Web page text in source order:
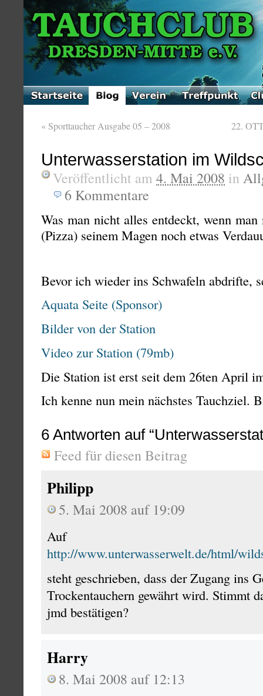
« Sporttaucher Ausgabe 05 – 2008 22.
Unterwasserstation im
Veröffentlicht am 4. Mai 2008 in
6 Kommentare
Was man nicht alles entdeckt, wenn man
(Pizza) seinem Magen noch etwas
Bevor ich wieder ins Schwafeln abdrifte,
Aquata Seite (Sponsor)
Bilder von der Station
Video zur Station (79mb)
Die Station ist erst seit dem 26ten April
Ich kenne nun mein nächstes Tauchziel.
6 Antworten auf
Feed für diesen Beitrag
Philipp
5. Mai 2008 auf 19:09
Auf
http://www.unterwasserwelt.de/html/
steht geschrieben, dass der Zugang ins
Trockentauchern gewährt wird. Stimmt
jmd bestätigen?
Harry
8. Mai 2008 auf 12:13